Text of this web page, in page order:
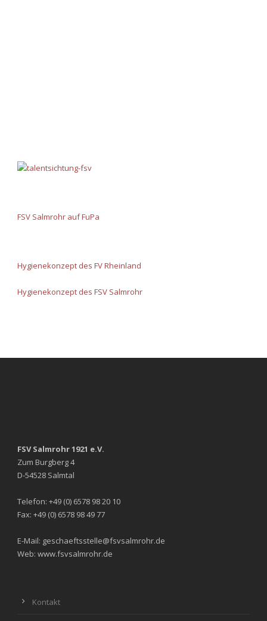
FSV Salmrohr auf FuPa
Hygienekonzept des FV Rheinland
Hygienekonzept des FSV Salmrohr
FSV Salmrohr 1921 e.V.
Zum Burgberg 4
D-54528 Salmtal
Telefon: +49 (0) 6578 98 20 10
Fax: +49 (0) 6578 98 49 77
E-Mail: geschaeftsstelle@fsvsalmrohr.de
Web: www.fsvsalmrohr.de
Kontakt